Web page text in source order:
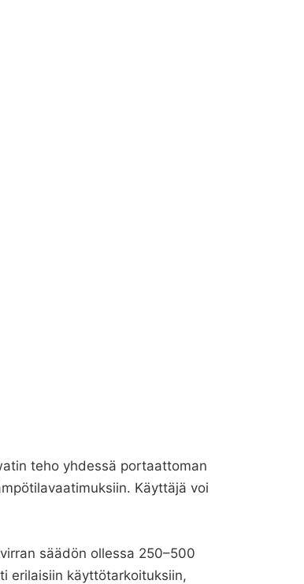
teho yhdessä portaattoman
Käyttäjä voi
säädön ollessa 250–500
erilaisiin käyttötarkoituksiin,